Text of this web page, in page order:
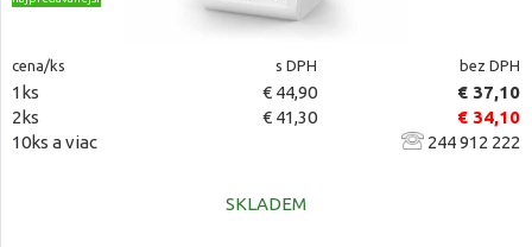
cena/ks s DPH bez DPH
1ks € 44,90
€ 37,10
2ks
€ 41,30
€ 34,10
10ks a viac
244 912 222
SKLADEM